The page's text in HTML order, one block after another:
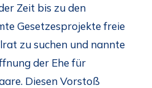
Zeit bis zu den
Gesetzesprojekte freie
zu suchen und nannte
der Ehe für
Diesen Vorstoß